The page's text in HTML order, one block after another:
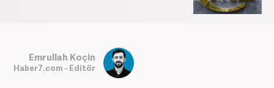
Emrullah Koçin
Haber7.com - Editör